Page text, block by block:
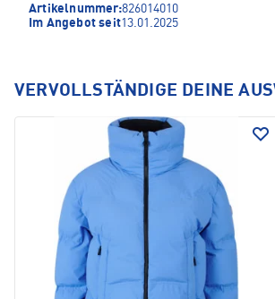
Artikelnummer:826014010
Im Angebot seit13.01.2025
VERVOLLSTÄNDIGE DEINE